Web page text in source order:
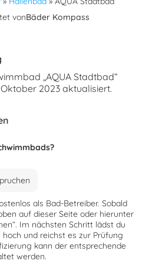
vonBäder Kompass
„AQUA Stadtbad“
2023 aktualisiert.
als Bad-Betreiber. Sobald
auf dieser Seite oder hierunter
Im nächsten Schritt lädst du
und reichst es zur Prüfung
kann der entsprechende
werden.